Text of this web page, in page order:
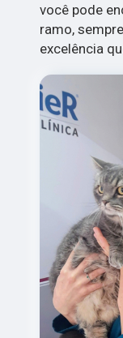
você pode
ramo,
excelência